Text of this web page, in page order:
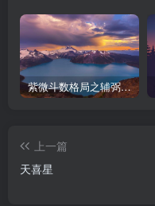
紫微斗数格局之辅弼星（左辅右弼）在各宫情况
上一篇
天喜星